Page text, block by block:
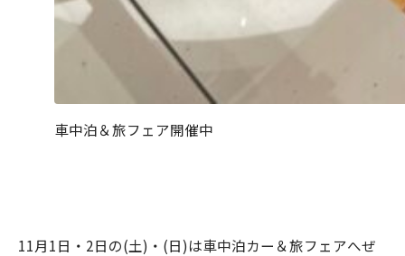
車中泊＆旅フェア開催中
11月1日・2日の(土)・(日)は車中泊カー＆旅フェアへぜ